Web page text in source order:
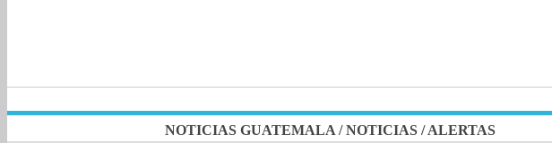
NOTICIAS GUATEMALA /NOTICIAS /ALERTAS